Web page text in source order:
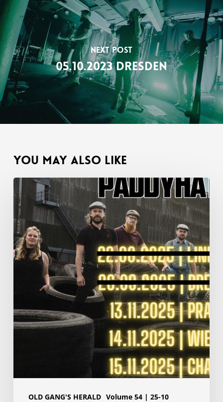
Next Post
05.10.2023 Dresden
You May Also Like
OLD GANG'S HERALD Volume 54 | 25-10
Die
letzten
Coming
Home-
Shows